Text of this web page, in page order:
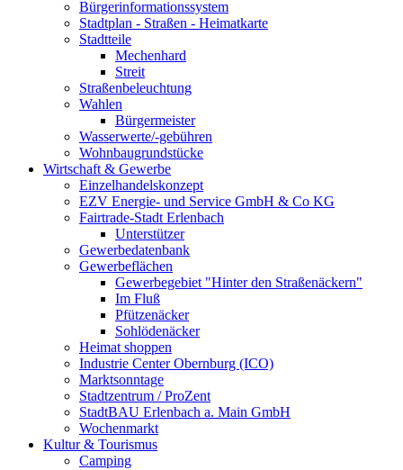
Bürgerinformationssystem
Stadtplan - Straßen - Heimatkarte
Stadtteile
Mechenhard
Streit
Straßenbeleuchtung
Wahlen
Bürgermeister
Wasserwerte/-gebühren
Wohnbaugrundstücke
Wirtschaft & Gewerbe
Einzelhandelskonzept
EZV Energie- und Service GmbH & Co KG
Fairtrade-Stadt Erlenbach
Unterstützer
Gewerbedatenbank
Gewerbeflächen
Gewerbegebiet "Hinter den Straßenäckern"
Im Fluß
Pfützenäcker
Sohlödenäcker
Heimat shoppen
Industrie Center Obernburg (ICO)
Marktsonntage
Stadtzentrum / ProZent
StadtBAU Erlenbach a. Main GmbH
Wochenmarkt
Kultur & Tourismus
Camping